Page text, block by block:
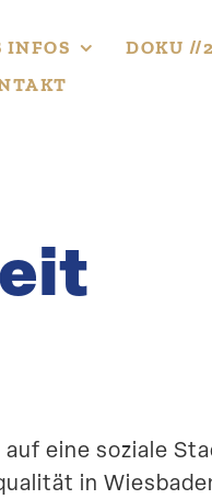
INFOS DOKU //
eine soziale
in